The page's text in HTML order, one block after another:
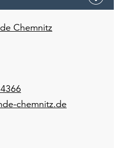
Chemnitz
chemnitz.de